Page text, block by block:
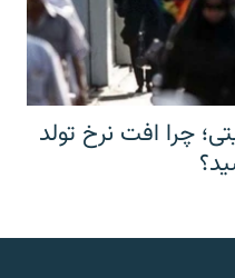
چرا افت نرخ تولد